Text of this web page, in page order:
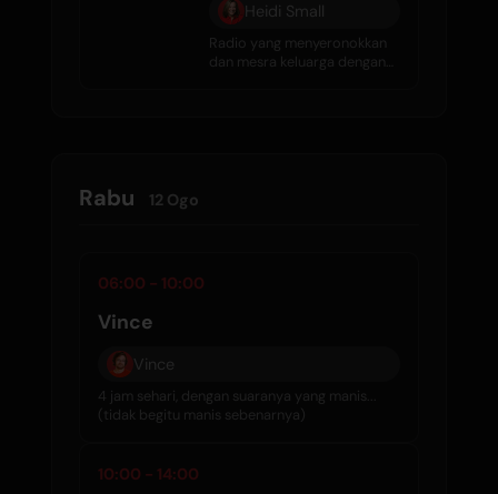
Heidi Small
Radio yang menyeronokkan
dan mesra keluarga dengan
Rabu 12 Ogo
06:00 - 10:00
Vince
Vince
4 jam sehari, dengan suaranya yang manis...
(tidak begitu manis sebenarnya)
10:00 - 14:00